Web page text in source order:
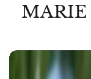
MARIE